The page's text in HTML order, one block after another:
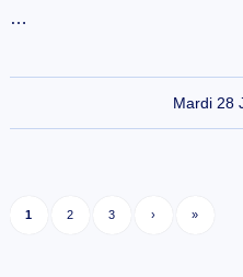
…
Mardi 28
1 2 3 › »